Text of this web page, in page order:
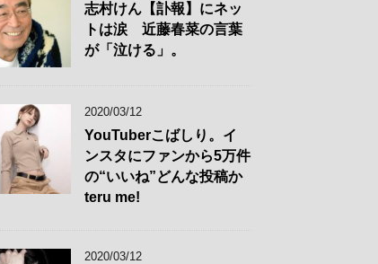
志村けん【訃報】にネッ
トは涙 近藤春菜の言葉
が「泣ける」。
2020/03/12
YouTuberこばしり。イ
ンスタにファンから5万件
の“いいね”どんな投稿か
teru me!
2020/03/12